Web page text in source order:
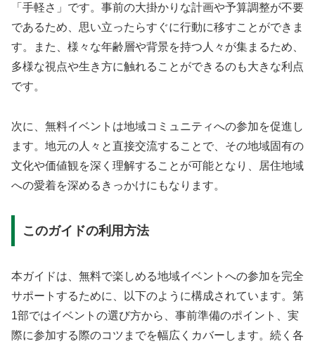
「手軽さ」です。事前の大掛かりな計画や予算調整が不要
であるため、思い立ったらすぐに行動に移すことができま
す。また、様々な年齢層や背景を持つ人々が集まるため、
多様な視点や生き方に触れることができるのも大きな利点
です。
次に、無料イベントは地域コミュニティへの参加を促進し
ます。地元の人々と直接交流することで、その地域固有の
文化や価値観を深く理解することが可能となり、居住地域
への愛着を深めるきっかけにもなります。
このガイドの利用方法
本ガイドは、無料で楽しめる地域イベントへの参加を完全
サポートするために、以下のように構成されています。第
1部ではイベントの選び方から、事前準備のポイント、実
際に参加する際のコツまでを幅広くカバーします。続く各